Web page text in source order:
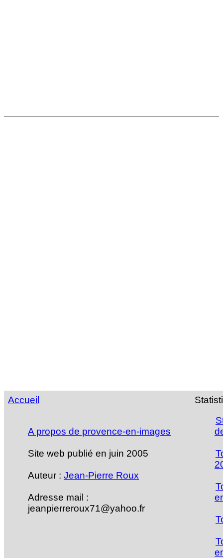
Accueil
A propos de provence-en-images
Site web publié en juin 2005
Auteur : Jean-Pierre Roux
Adresse mail :
jeanpierreroux71@yahoo.fr